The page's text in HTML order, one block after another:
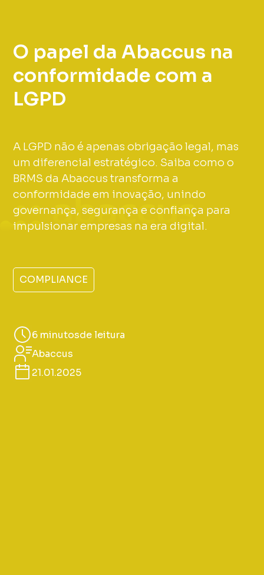
O papel da Abaccus na
conformidade com a
LGPD
A LGPD não é apenas obrigação legal, mas
um diferencial estratégico. Saiba como o
BRMS da Abaccus transforma a
conformidade em inovação, unindo
governança, segurança e confiança para
impulsionar empresas na era digital.
COMPLIANCE
6 minutosde leitura
Abaccus
21.01.2025